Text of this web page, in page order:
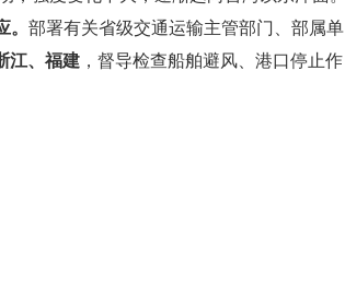
部署有关省级交通运输主管部门、部属单
江、福建 ，督导检查船舶避风、港口停止作